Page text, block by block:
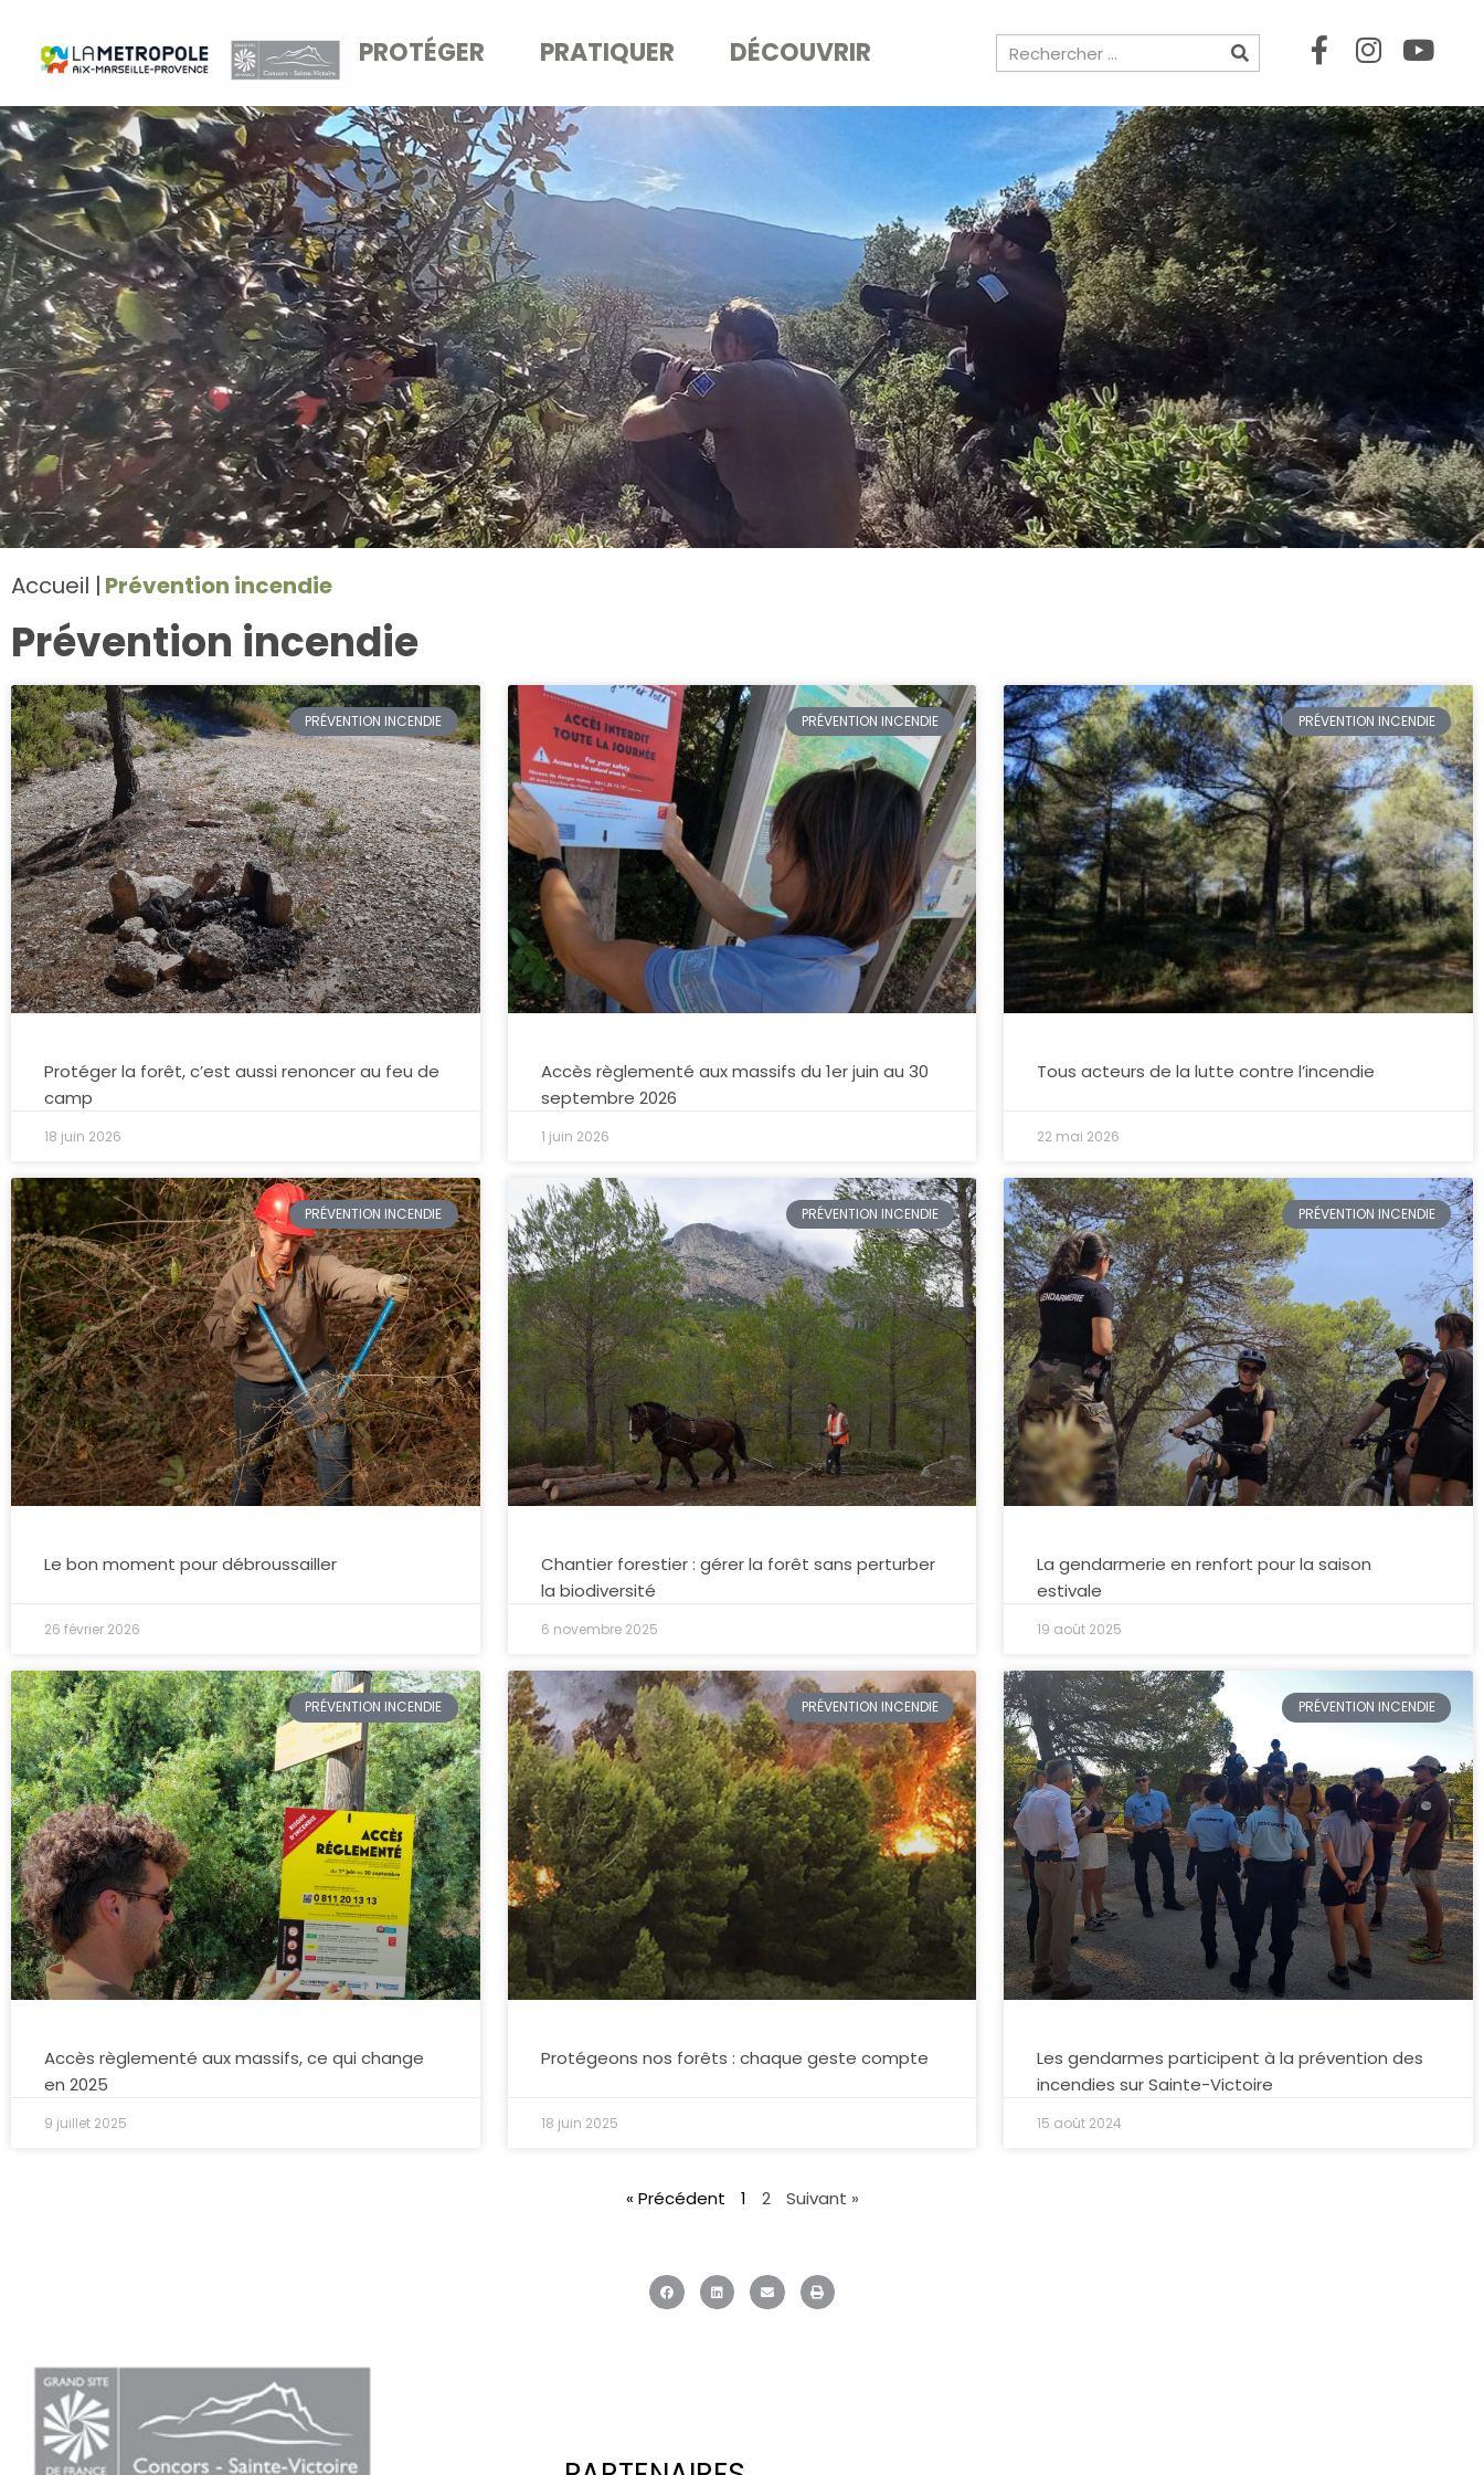
PROTÉGER PRATIQUER DÉCOUVRIR
Accueil Prévention incendie
Prévention incendie
PRÉVENTION INCENDIE
Protéger la forêt, c’est aussi renoncer au feu de
camp
18 juin 2026
PRÉVENTION INCENDIE
Accès règlementé aux massifs du 1er juin au 30
septembre 2026
1 juin 2026
PRÉVENTION INCENDIE
Tous acteurs de la lutte contre l’incendie
22 mai 2026
PRÉVENTION INCENDIE
Le bon moment pour débroussailler
26 février 2026
PRÉVENTION INCENDIE
Chantier forestier : gérer la forêt sans perturber
la biodiversité
6 novembre 2025
PRÉVENTION INCENDIE
La gendarmerie en renfort pour la saison
estivale
19 août 2025
PRÉVENTION INCENDIE
Accès règlementé aux massifs, ce qui change
en 2025
9 juillet 2025
PRÉVENTION INCENDIE
Protégeons nos forêts : chaque geste compte
18 juin 2025
PRÉVENTION INCENDIE
Les gendarmes participent à la prévention des
incendies sur Sainte-Victoire
15 août 2024
« Précédent 1 2 Suivant »